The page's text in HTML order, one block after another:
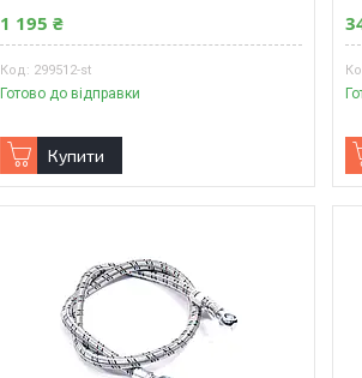
1 195 ₴
299512-st
Готово до відправки
Купити